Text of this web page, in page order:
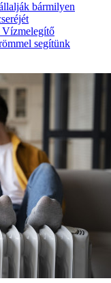
bármilyen
Vízmelegítő
segítünk